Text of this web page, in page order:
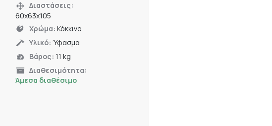
Διαστάσεις:
60x63x105
Χρώμα: Κόκκινο
Υλικό: Ύφασμα
Βάρος: 11 kg
Διαθεσιμότητα:
Άμεσα διαθέσιμο